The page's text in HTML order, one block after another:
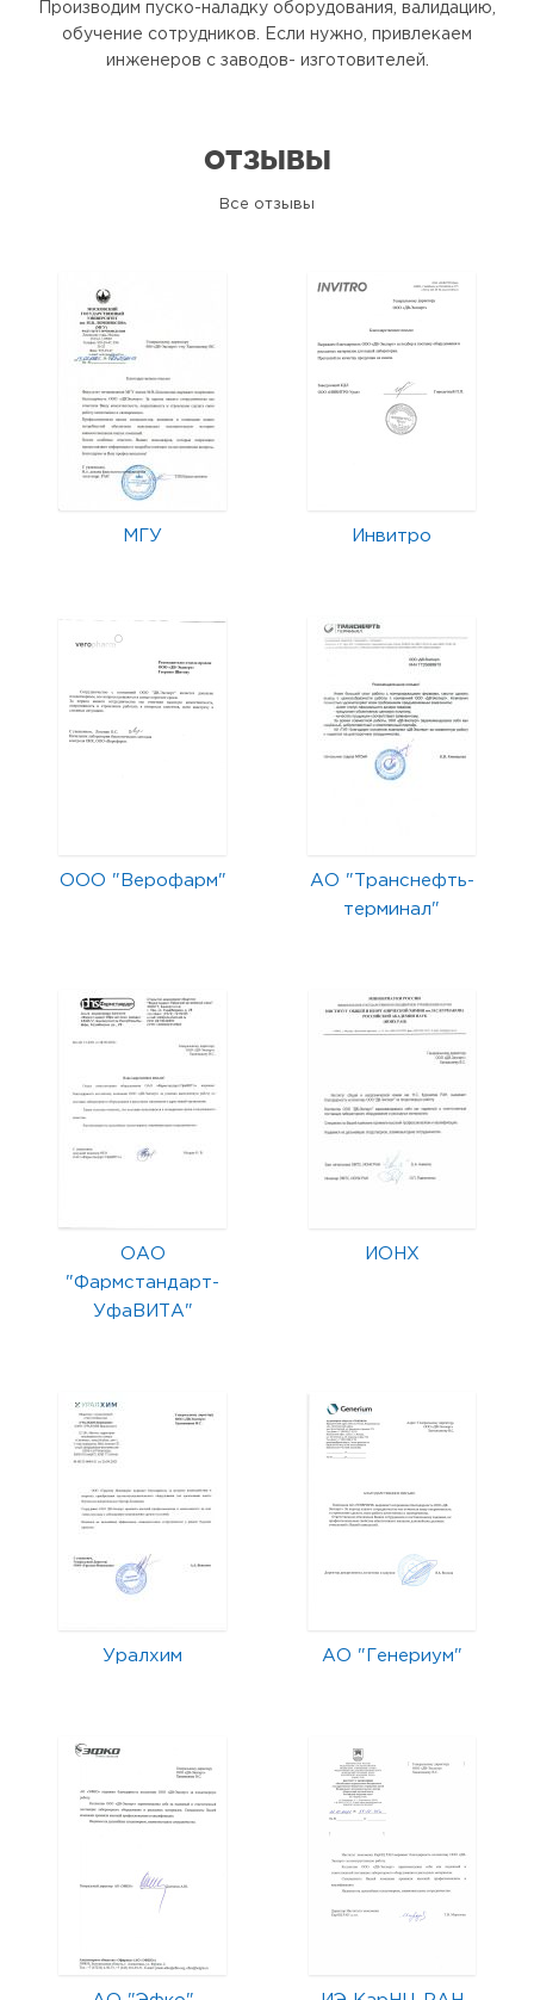
Производим пуско-наладку оборудования, валидацию,
обучение сотрудников. Если нужно, привлекаем
инженеров с заводов- изготовителей.
ОТЗЫВЫ
Все отзывы
МГУ Инвитро
ООО "Верофарм"
АО "Транснефть-
терминал"
ОАО
"Фармстандарт-
УфаВИТА"
ИОНХ
Уралхим АО "Генериум"